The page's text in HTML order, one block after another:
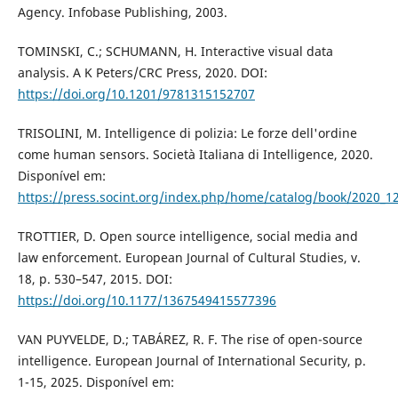
Agency. Infobase Publishing, 2003.
TOMINSKI, C.; SCHUMANN, H. Interactive visual data
analysis. A K Peters/CRC Press, 2020. DOI:
https://doi.org/10.1201/9781315152707
TRISOLINI, M. Intelligence di polizia: Le forze dell'ordine
come human sensors. Società Italiana di Intelligence, 2020.
Disponível em:
https://press.socint.org/index.php/home/catalog/book/
TROTTIER, D. Open source intelligence, social media and
law enforcement. European Journal of Cultural Studies, v.
18, p. 530–547, 2015. DOI:
https://doi.org/10.1177/1367549415577396
VAN PUYVELDE, D.; TABÁREZ, R. F. The rise of open-source
intelligence. European Journal of International Security, p.
1-15, 2025. Disponível em: